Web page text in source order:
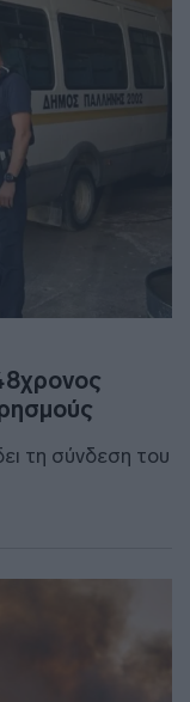
τη σύνδεση του